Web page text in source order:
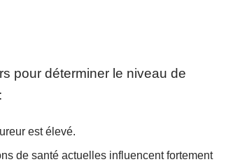
pour déterminer le niveau de
est élevé.
de santé actuelles influencent fortement